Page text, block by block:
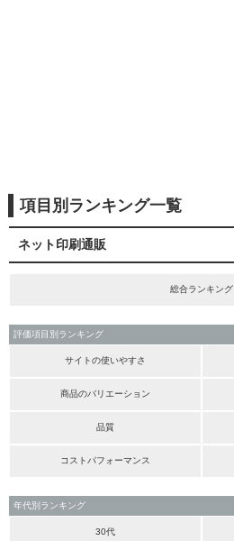
項目別ランキング一覧
ネット印刷通販
総合ランキング
評価項目別ランキング
サイトの使いやすさ
商品のバリエーション
品質
コストパフォーマンス
年代別ランキング
30代